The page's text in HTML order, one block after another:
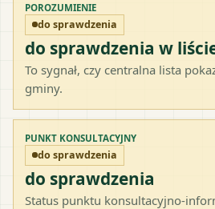
POROZUMIENIE
do sprawdzenia
do sprawdzenia w
To sygnał, czy centralna lista
gminy.
PUNKT KONSULTACYJNY
do sprawdzenia
do sprawdzenia
Status punktu konsultacyjno-